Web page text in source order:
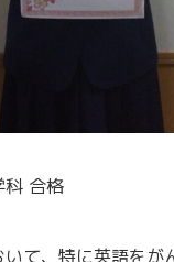
科 合格
て、特に英語をが